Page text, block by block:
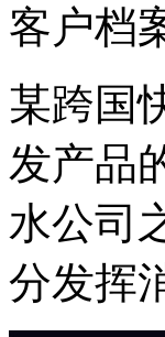
客户档
某跨国
发产品
水公司
分发挥